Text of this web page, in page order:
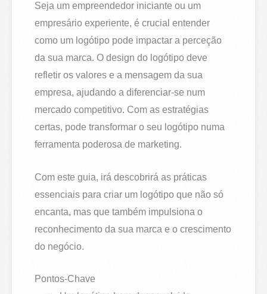
Seja um empreendedor iniciante ou um
empresário experiente, é crucial entender
como um logótipo pode impactar a perceção
da sua marca. O design do logótipo deve
refletir os valores e a mensagem da sua
empresa, ajudando a diferenciar-se num
mercado competitivo. Com as estratégias
certas, pode transformar o seu logótipo numa
ferramenta poderosa de marketing.
Com este guia, irá descobrirá as práticas
essenciais para criar um logótipo que não só
encanta, mas que também impulsiona o
reconhecimento da sua marca e o crescimento
do negócio.
Pontos-Chave